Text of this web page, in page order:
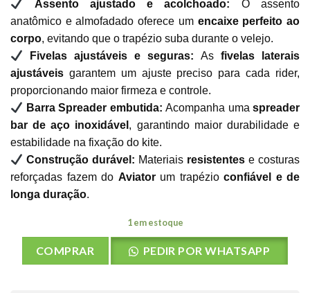
Assento ajustado e acolchoado: O assento
anatômico e almofadado oferece um encaixe perfeito ao
corpo, evitando que o trapézio suba durante o velejo.
Fivelas ajustáveis e seguras: Asfivelas laterais
ajustáveis garantem um ajuste preciso para cada rider,
proporcionando maior firmeza e controle.
Barra Spreader embutida: Acompanha umaspreader
bar de aço inoxidável , garantindo maior durabilidade e
estabilidade na fixação do kite.
Construção durável: Materiais resistentes e costuras
reforçadas fazem do Aviatorum trapézio confiável e de
longa duração.
1 em estoque
COMPRAR PEDIR POR WHATSAPP